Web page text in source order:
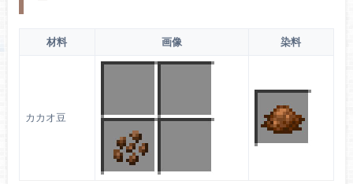
リップ
花の森や森に生成されます。骨粉を使うとボタン
を1個ドロップします。
材料 画像 染料
カカオ豆